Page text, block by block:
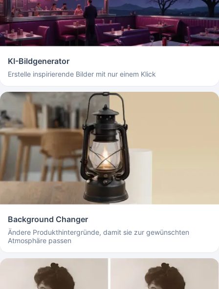
KI-Bildgenerator
Erstelle inspirierende Bilder mit nur einem Klick
Background Changer
Ändere Produkthintergründe, damit sie zur gewünschten
Atmosphäre passen